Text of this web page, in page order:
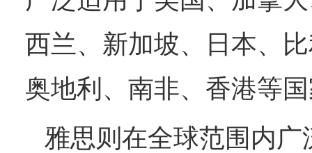
西兰、新加坡、日本、
奥地利、南非、香港等
雅思则在全球范围内